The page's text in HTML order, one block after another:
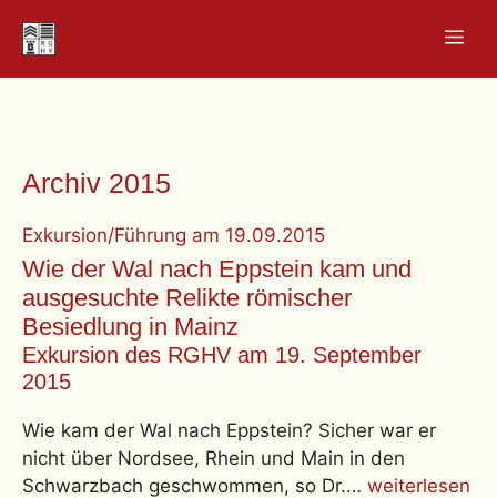
Inhalt
Archiv 2015
Exkursion/Führung am 19.09.2015
Wie der Wal nach Eppstein kam und
ausgesuchte Relikte römischer
Besiedlung in Mainz
Exkursion des RGHV am 19. September
2015
Wie kam der Wal nach Eppstein? Sicher war er
nicht über Nordsee, Rhein und Main in den
Schwarzbach geschwommen, so Dr.… weiterlesen